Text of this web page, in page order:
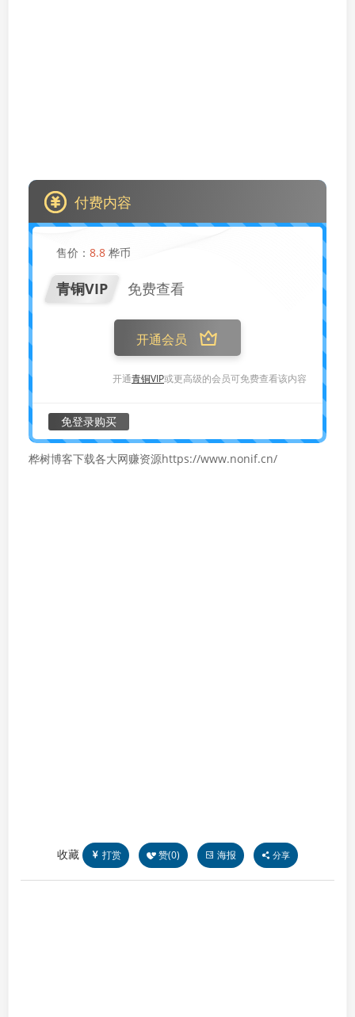
付费内容
售价： 8.8 桦币
青铜VIP 免费查看
开通会员
开通青铜VIP或更高级的会员可免费查看该内容
免登录购买
桦树博客下载各大网赚资源https://www.nonif.cn/
收藏 打赏 赞(0) 海报 分享